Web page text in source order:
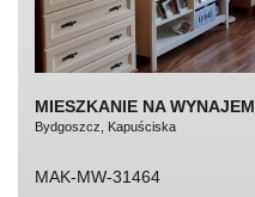
MIESZKANIE NA WYNAJEM
Bydgoszcz, Kapuściska
MAK-MW-31464